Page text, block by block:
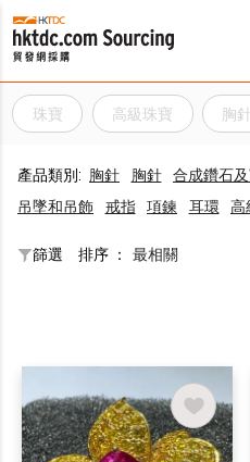
珠寶 高級珠寶 胸針
產品類別: 胸針 胸針 合成鑽石
吊墜和吊飾
戒指 項鍊 耳環 高
篩選 排序 ： 最相關